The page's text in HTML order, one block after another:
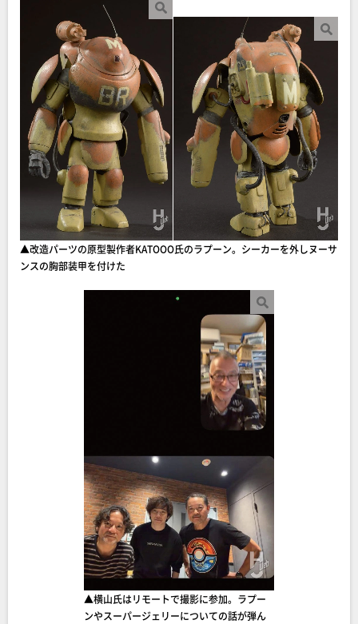
▲改造パーツの原型製作者KATOOO氏のラプーン。シーカーを外しヌーサ
ンスの胸部装甲を付けた
▲横山氏はリモートで撮影に参加。ラプー
ンやスーパージェリーについての話が弾ん